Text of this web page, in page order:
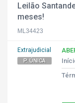
Leilão
meses!
ML34423
Extrajudicial
P. ÚNICA